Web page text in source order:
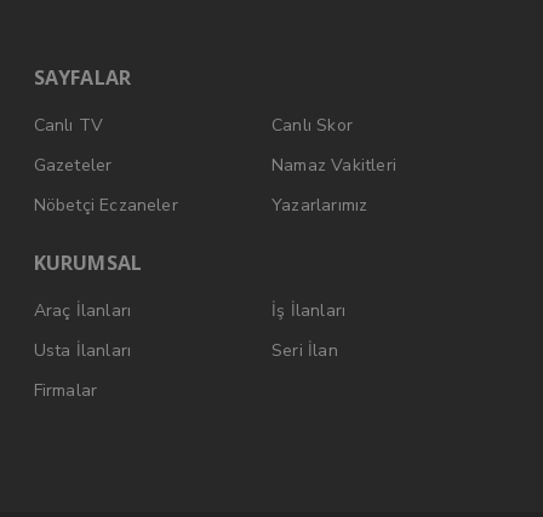
SAYFALAR
Canlı TV
Canlı Skor
Gazeteler
Namaz Vakitleri
Nöbetçi Eczaneler
Yazarlarımız
KURUMSAL
Araç İlanları
İş İlanları
Usta İlanları
Seri İlan
Firmalar